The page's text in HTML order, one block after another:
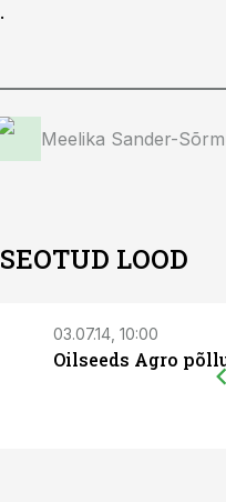
.
Meelika Sander-
SEOTUD LOOD
03.07.14, 10:00
Oilseeds Agro